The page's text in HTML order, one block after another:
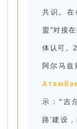
共识。在
盟”对接
体认可。
阿尔马兹
示：“吉
路’建设